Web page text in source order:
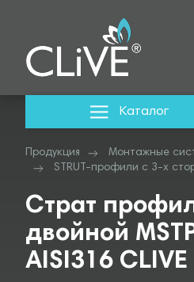
Каталог
Продукция Монтажные
STRUT-профили с 3-х
Страт
двойной
AISI316 CLIVE